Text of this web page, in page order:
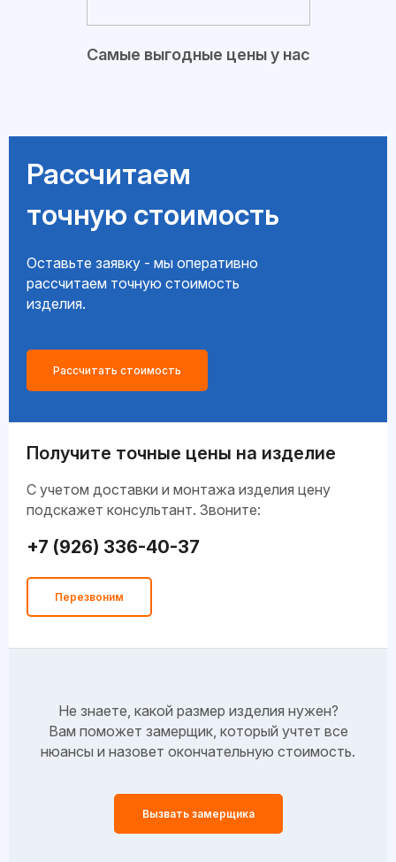
Самые выгодные цены у нас
Рассчитаем
точную стоимость
Оставьте заявку - мы оперативно
рассчитаем точную стоимость
изделия.
Рассчитать стоимость
Получите точные цены на изделие
C учетом доставки и монтажа изделия цену
подскажет консультант. Звоните:
+7 (926) 336-40-37
Перезвоним
Не знаете, какой размер изделия нужен?
Вам поможет замерщик, который учтет все
нюансы и назовет окончательную стоимость.
Вызвать замерщика